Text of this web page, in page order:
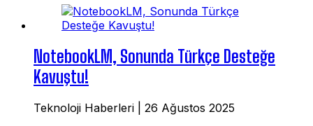
NotebookLM, Sonunda Türkçe Desteğe
Kavuştu!
Teknoloji Haberleri 26 Ağustos 2025